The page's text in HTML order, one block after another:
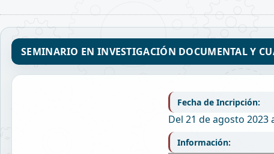
SEMINARIO EN INVESTIGACIÓN DOCUMENTAL Y
Fecha de Incripción:
Del 21 de agosto 2023
Información: